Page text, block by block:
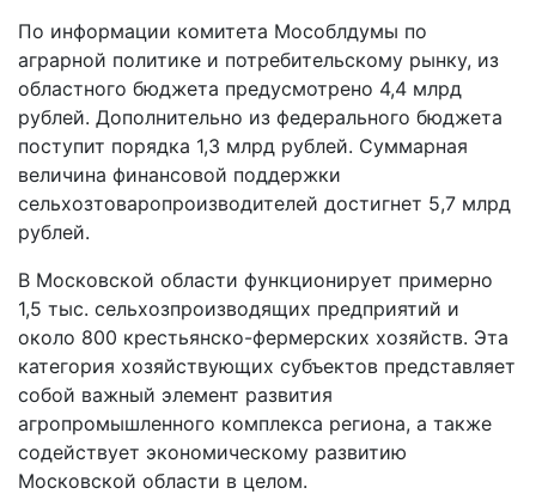
По информации комитета Мособлдумы по
аграрной политике и потребительскому рынку, из
областного бюджета предусмотрено 4,4 млрд
рублей. Дополнительно из федерального бюджета
поступит порядка 1,3 млрд рублей. Суммарная
величина финансовой поддержки
сельхозтоваропроизводителей достигнет 5,7 млрд
рублей.
В Московской области функционирует примерно
1,5 тыс. сельхозпроизводящих предприятий и
около 800 крестьянско-фермерских хозяйств. Эта
категория хозяйствующих субъектов представляет
собой важный элемент развития
агропромышленного комплекса региона, а также
содействует экономическому развитию
Московской области в целом.